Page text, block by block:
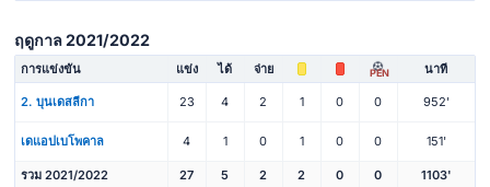
ฤดูกาล 2021/2022
การแข่งขัน แข่ง ได้ จ่าย PEN นาที
2. บุนเดสลีกา 23 4 2 1 0 0 952'
เดแอปเบโพคาล 4 1 0 1 0 0 151'
รวม 2021/2022 27 5 2 2 0 0 1103'